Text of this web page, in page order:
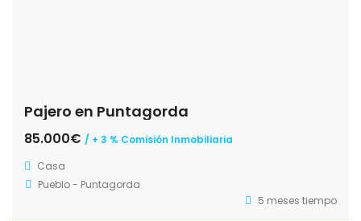
Pajero en Puntagorda
85.000€ / + 3 % Comisión Inmobiliaria
Casa
Pueblo - Puntagorda
5 meses tiempo